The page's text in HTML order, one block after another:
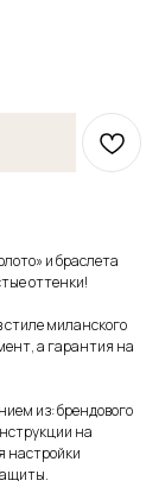
и браслета
оттенки!
миланского
а гарантия на
из: брендового
на
настройки